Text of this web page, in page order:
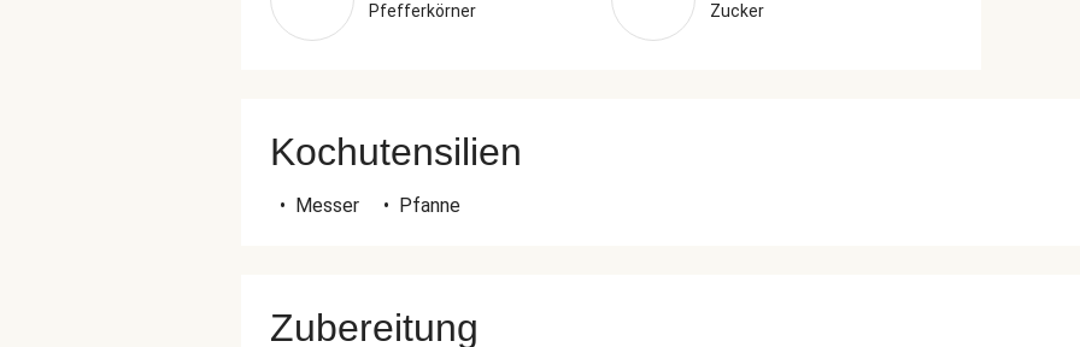
Pfefferkörner
Zucker
Kochutensilien
• Messer • Pfanne
Zubereitung